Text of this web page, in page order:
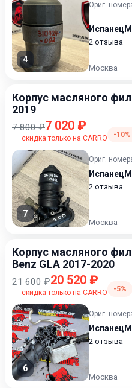
4
Ориг.
2 отзыва
Москва
Корпус масляного
2019
7 800 ₽7 020 ₽
скидка только на CARRO -10%
7
Ориг.
2 отзыва
Москва
Корпус масляного
Benz GLA 2017-2020
21 600 ₽20 520 ₽
скидка только на CARRO -5%
6
Ориг.
2 отзыва
Москва